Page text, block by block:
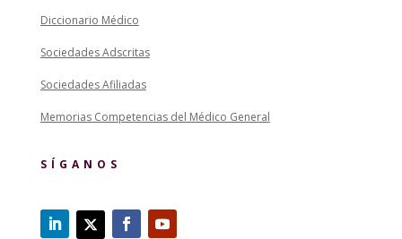
Diccionario Médico
Sociedades Adscritas
Sociedades Afiliadas
Memorias Competencias del Médico General
SÍGANOS